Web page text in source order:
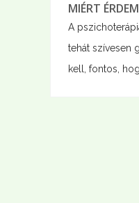
MIÉRT
A
tehát szívesen
kell, fontos,